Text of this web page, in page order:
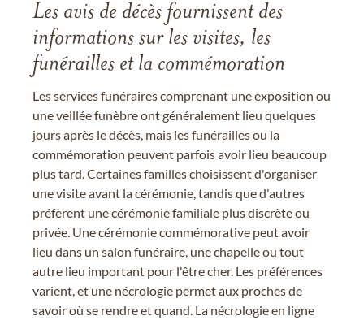
Les avis de décès fournissent des
informations sur les visites, les
funérailles et la commémoration
Les services funéraires comprenant une exposition ou
une veillée funèbre ont généralement lieu quelques
jours après le décès, mais les funérailles ou la
commémoration peuvent parfois avoir lieu beaucoup
plus tard. Certaines familles choisissent d'organiser
une visite avant la cérémonie, tandis que d'autres
préfèrent une cérémonie familiale plus discrète ou
privée. Une cérémonie commémorative peut avoir
lieu dans un salon funéraire, une chapelle ou tout
autre lieu important pour l'être cher. Les préférences
varient, et une nécrologie permet aux proches de
savoir où se rendre et quand. La nécrologie en ligne